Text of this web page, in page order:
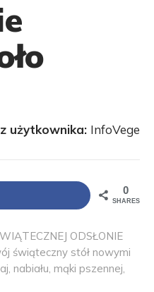
użytkownika: InfoVege
0
SHARES
ODSŁONIE
świąteczny stół nowymi
nabiału, mąki pszennej,